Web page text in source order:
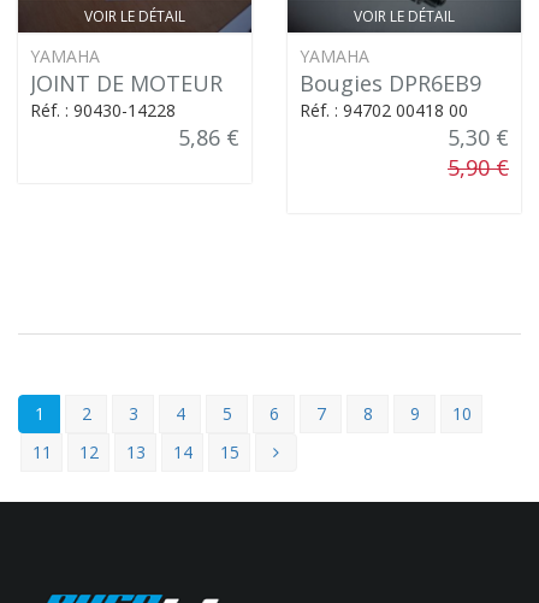
VOIR LE DÉTAIL
YAMAHA
JOINT DE MOTEUR
Réf. : 90430-14228
5,86 €
VOIR LE DÉTAIL
YAMAHA
Bougies DPR6EB9
Réf. : 94702 00418 00
5,30 €
5,90 €
1 2 3 4 5 6 7 8 9
10
11
12 13 14 15